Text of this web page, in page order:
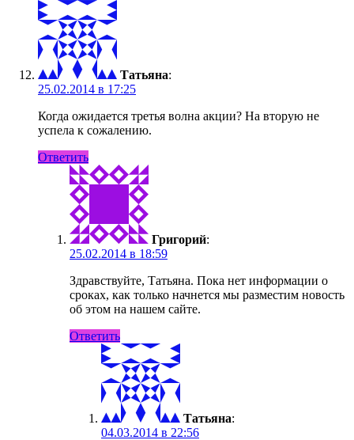
Татьяна:
25.02.2014 в 17:25
Когда ожидается третья волна акции? На вторую не
успела к сожалению.
Ответить
Григорий:
25.02.2014 в 18:59
Здравствуйте, Татьяна. Пока нет информации о
сроках, как только начнется мы разместим новость
об этом на нашем сайте.
Ответить
Татьяна:
04.03.2014 в 22:56